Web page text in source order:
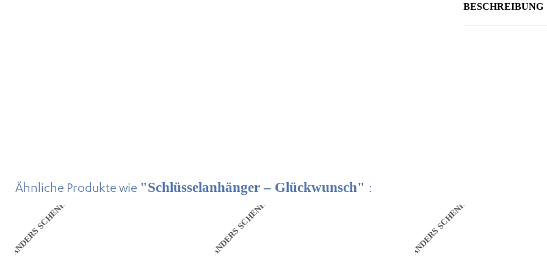
BESCHREIBUNG
Ähnliche Produkte wie "Schlüsselanhänger – Glückwunsch" :
ANDERS SCHENKEN ANDERS SCHENKEN ANDERS SCHENKEN